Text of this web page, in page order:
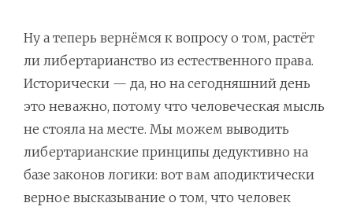
Ну а теперь вернёмся к вопросу о том, растёт
ли либертарианство из естественного права.
Исторически — да, но на сегодняшний день
это неважно, потому что человеческая мысль
не стояла на месте. Мы можем выводить
либертарианские принципы дедуктивно на
базе законов логики: вот вам аподиктически
верное высказывание о том, что человек